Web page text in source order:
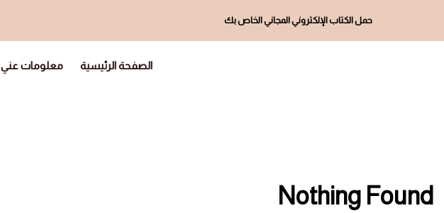
حمل الكتاب الإلكتروني المجاني الخاص بك
الصفحة الرئيسية معلومات عني
Nothing Found